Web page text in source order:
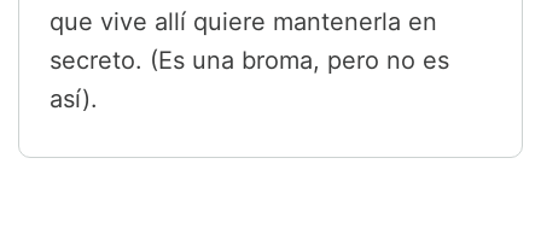
que vive allí quiere mantenerla en
secreto. (Es una broma, pero no es
así).